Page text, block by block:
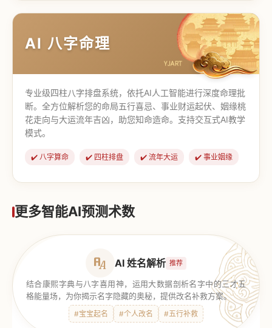
AI 八字命理
专业级四柱八字排盘系统，依托AI人工智能进行深度命理批
断。全方位解析您的命局五行喜忌、事业财运起伏、姻缘桃
花走向与大运流年吉凶，助您知命造命。支持交互式AI教学
模式。
✔️ 八字算命 ✔️ 四柱排盘 ✔️ 流年大运 ✔️ 事业姻缘
更多智能AI预测术数
AI 姓名解析 推荐
结合康熙字典与八字喜用神，运用大数据剖析名字中的三才五
格能量场，为你揭示名字隐藏的奥秘，提供改名补救方案。
#宝宝起名 #个人改名 #五行补救